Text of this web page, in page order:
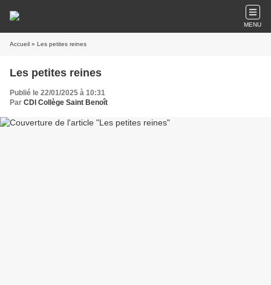
MENU
Accueil » Les petites reines
Les petites reines
Publié le 22/01/2025 à 10:31
Par CDI Collège Saint Benoît